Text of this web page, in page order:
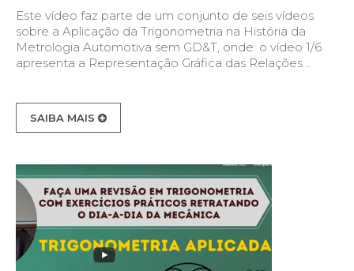
Este vídeo faz parte de um conjunto de seis vídeos
sobre a Aplicação da Trigonometria na História da
Metrologia Automotiva sem GD&T, onde: o vídeo 1/6
apresenta a Representação Gráfica das Relações...
SAIBA MAIS